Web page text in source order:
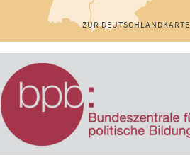
ZUR DEUTSCHLANDKARTE